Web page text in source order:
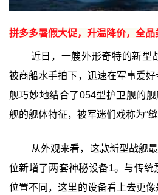
拼多多暑假大促，升温降价，全
近日，一艘外形奇特的新型
被商船水手拍下，迅速在军事爱
舰巧妙地结合了054型护卫舰的
舰的舰体特征，被军迷们戏称为“缝
从外观来看，这款新型战舰
位新增了两套神秘设备1。与传统
位置不同，这里的设备看上去更